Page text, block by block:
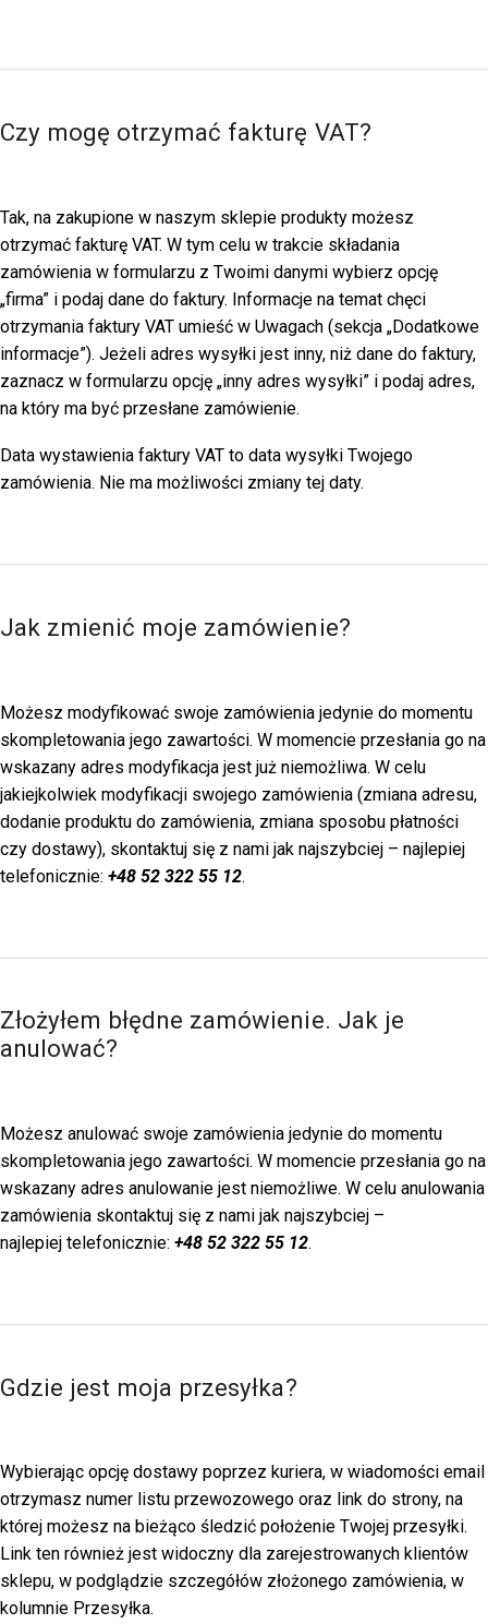
Czy mogę otrzymać fakturę VAT?
Tak, na zakupione w naszym sklepie produkty możesz
otrzymać fakturę VAT. W tym celu w trakcie składania
zamówienia w formularzu z Twoimi danymi wybierz opcję
„firma” i podaj dane do faktury. Informacje na temat chęci
otrzymania faktury VAT umieść w Uwagach (sekcja „Dodatkowe
informacje”). Jeżeli adres wysyłki jest inny, niż dane do faktury,
zaznacz w formularzu opcję „inny adres wysyłki” i podaj adres,
na który ma być przesłane zamówienie.
Data wystawienia faktury VAT to data wysyłki Twojego
zamówienia. Nie ma możliwości zmiany tej daty.
Jak zmienić moje zamówienie?
Możesz modyfikować swoje zamówienia jedynie do momentu
skompletowania jego zawartości. W momencie przesłania go na
wskazany adres modyfikacja jest już niemożliwa. W celu
jakiejkolwiek modyfikacji swojego zamówienia (zmiana adresu,
dodanie produktu do zamówienia, zmiana sposobu płatności
czy dostawy), skontaktuj się z nami jak najszybciej – najlepiej
telefonicznie: +48 52 322 55 12.
Złożyłem błędne zamówienie. Jak je
anulować?
Możesz anulować swoje zamówienia jedynie do momentu
skompletowania jego zawartości. W momencie przesłania go na
wskazany adres anulowanie jest niemożliwe. W celu anulowania
zamówienia skontaktuj się z nami jak najszybciej –
najlepiej telefonicznie: +48 52 322 55 12.
Gdzie jest moja przesyłka?
Wybierając opcję dostawy poprzez kuriera, w wiadomości email
otrzymasz numer listu przewozowego oraz link do strony, na
której możesz na bieżąco śledzić położenie Twojej przesyłki.
Link ten również jest widoczny dla zarejestrowanych klientów
sklepu, w podglądzie szczegółów złożonego zamówienia, w
kolumnie Przesyłka.